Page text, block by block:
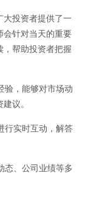
大投资者提供了一
会针对当天的重要
帮助投资者把握
验，能够对市场动
议。
行实时互动，解答
态、公司业绩等多